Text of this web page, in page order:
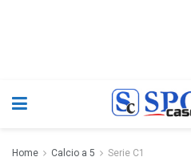
Home Calcio a 5 Serie C1